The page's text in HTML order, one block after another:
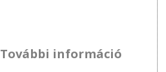
További információ